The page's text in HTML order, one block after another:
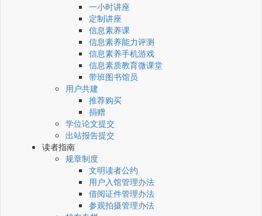
一小时讲座
定制讲座
信息素养课
信息素养能力评测
信息素养手机游戏
信息素质教育微课堂
带班图书馆员
用户共建
推荐购买
捐赠
学位论文提交
出站报告提交
读者指南
规章制度
文明读者公约
用户入馆管理办法
借阅证件管理办法
参观拍摄管理办法